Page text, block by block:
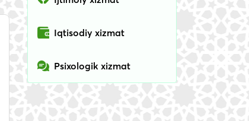
Iqtisodiy xizmat
Psixologik xizmat